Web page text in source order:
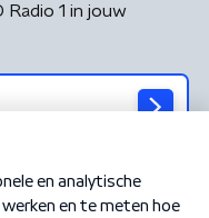
1 in jouw